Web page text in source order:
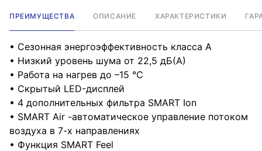
ПРЕИМУЩЕСТВА ОПИСАНИЕ ХАРАКТЕРИСТИКИ
• Сезонная энергоэффективность класса А
• Низкий уровень шума от 22,5 дБ(А)
• Работа на нагрев до –15 °С
• Скрытый LED-дисплей
• 4 дополнительных фильтра SMART Ion
• SMART Air -автоматическое управление потоком
воздуха в 7-х направлениях
• Функция SMART Feel